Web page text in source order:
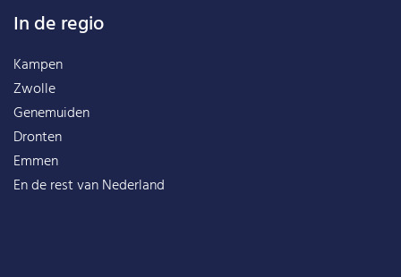
In de regio
Kampen
Zwolle
Genemuiden
Dronten
Emmen
En de rest vanNederland